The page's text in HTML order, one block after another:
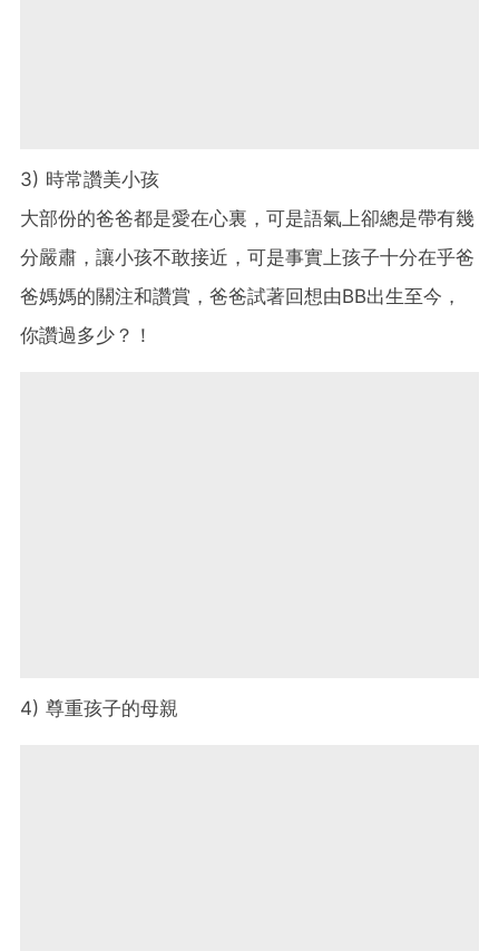
3) 時常讚美小孩
大部份的爸爸都是愛在心裏，可是語氣上卻總是帶有幾
分嚴肅，讓小孩不敢接近，可是事實上孩子十分在乎爸
爸媽媽的關注和讚賞，爸爸試著回想由BB出生至今，
你讚過多少？！
4) 尊重孩子的母親